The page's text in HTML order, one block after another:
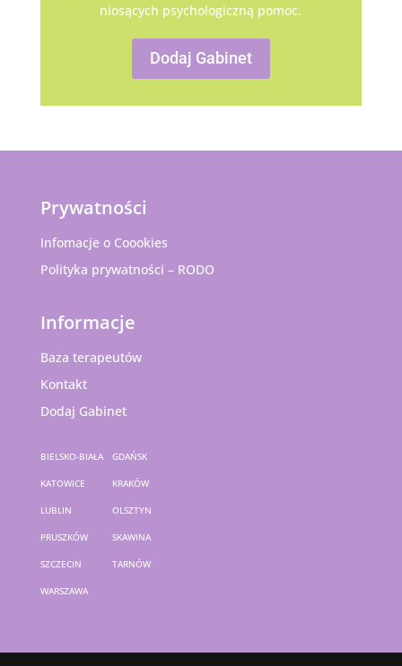
niosących psychologiczną pomoc.
Dodaj Gabinet
Prywatności
Infomacje o Coookies
Polityka prywatności – RODO
Informacje
Baza terapeutów
Kontakt
Dodaj Gabinet
BIELSKO-BIAŁA GDAŃSK
KATOWICE KRAKÓW
LUBLIN OLSZTYN
PRUSZKÓW SKAWINA
SZCZECIN TARNÓW
WARSZAWA